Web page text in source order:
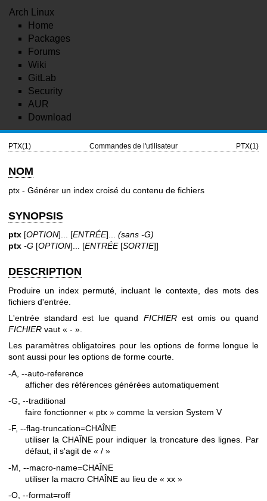
Arch Linux
Home
Packages
Forums
Wiki
GitLab
Security
AUR
Download
PTX(1) Commandes de l'utilisateur PTX(1)
NOM
ptx - Générer un index croisé du contenu de fichiers
SYNOPSIS
ptx [OPTION]... [ENTRÉE]... (sans -G)
ptx -G [OPTION]... [ENTRÉE [SORTIE]]
DESCRIPTION
Produire un index permuté, incluant le contexte, des mots des
fichiers d'entrée.
L'entrée standard est lue quand FICHIERest omis ou quand
FICHIER vaut « - ».
Les paramètres obligatoires pour les options de forme longue le
sont aussi pour les options de forme courte.
-A, --auto-reference
afficher des références générées automatiquement
-G, --traditional
faire fonctionner « ptx » comme la version System V
-F, --flag-truncation=CHAÎNE
utiliser la CHAÎNE pour indiquer la troncature des lignes. Par
défaut, il s'agit de « / »
-M, --macro-name=CHAÎNE
utiliser la macro CHAÎNE au lieu de « xx »
-O, --format=roff